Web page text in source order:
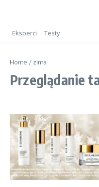
Eksperci Testy
Home / zima
Przeglądanie